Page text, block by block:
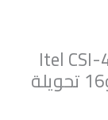
Itel
Lines | سنترال 4 خطوط خارجية و16 تحويلة